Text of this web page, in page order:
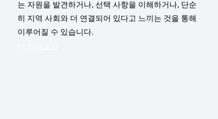
는 자원을 발견하거나, 선택 사항을 이해하거나, 단순
히 지역 사회와 더 연결되어 있다고 느끼는 것을 통해
이루어질 수 있습니다.